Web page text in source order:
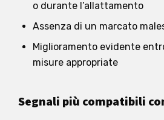
o durante l’allattamento
Assenza di un marcato
Miglioramento evidente
misure appropriate
Segnali più compatibili